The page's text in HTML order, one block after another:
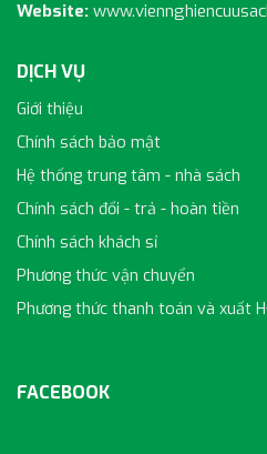
Website:
DỊCH VỤ
Giới thiệu
Chính sách bảo mật
Hệ thống trung tâm - nhà sách
Chính sách đổi - trả - hoàn tiền
Chính sách khách sỉ
Phương thức vận chuyển
Phương thức thanh toán và xuất
FACEBOOK